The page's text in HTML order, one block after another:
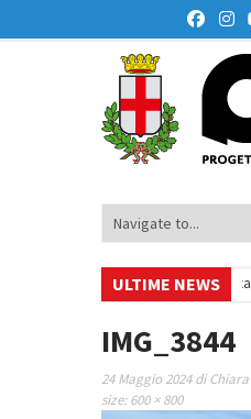
ULTIME NEWS
Your small steps towards
finanziaria
• Oxford Debate
IMG_3844
24 Maggio 2024 di
size:600 × 800